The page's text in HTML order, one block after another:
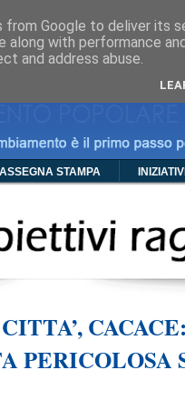
STAMPA
PERICOLOSA
Google to deliver its
along with performance
and address abuse.